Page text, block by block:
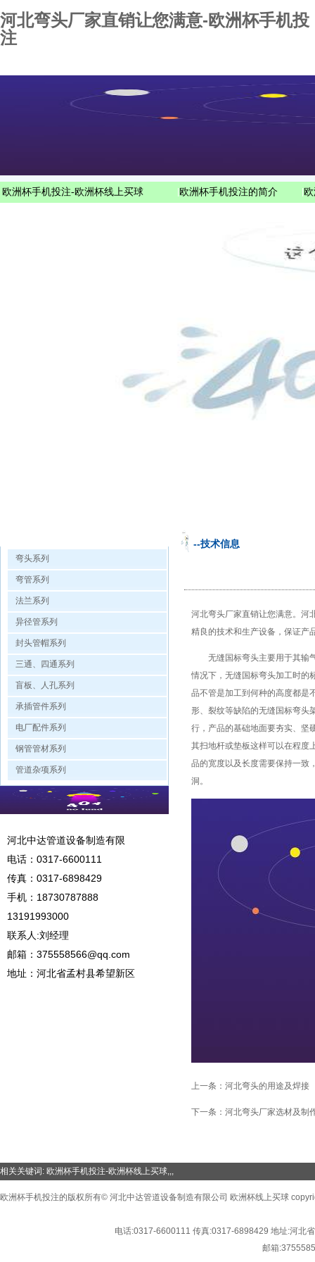
河北弯头厂家直销让您满意-欧洲杯手机投
注
欧洲杯手机投注-欧洲杯线上买球 欧洲杯手机投注的简介
弯头系列
弯管系列
法兰系列
异径管系列
封头管帽系列
三通、四通系列
盲板、人孔系列
承插管件系列
电厂配件系列
钢管管材系列
管道杂项系列
河北中达管道设备制造有限
电话： 0317-6600111
传真：0317-6898429
手机： 18730787888
13191993000
联系人:刘经理
邮箱： 375558566@qq.com
地址：河北省孟村县希望新区
--技术信息
河北弯头厂家直销让您满意。 河
精良的技术和生产设备，保证产
无缝国标弯头主要用于其输气
情况下，无缝国标弯头加工时的
品不管是加工到何种的高度都是
形、裂纹等缺陷的无缝国标弯头
行，产品的基础地面要夯实、坚
其扫地杆或垫板这样可以在程度
品的宽度以及长度需要保持一致
洞。
上一条： 河北弯头的用途及焊接
下一条： 河北弯头厂家选材及制
相关关键词: 欧洲杯手机投注-欧洲杯线上买球,,,
欧洲杯手机投注的版权所有© 河北中达管道设备制造有限公司 欧洲杯线上买球
电话:0317-6600111 传真:0317-6898429 地址:河北
邮箱: